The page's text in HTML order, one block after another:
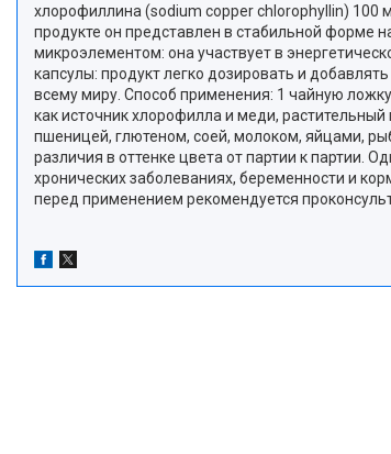
хлорофиллина (sodium copper chlorophyllin) 100
продукте он представлен в стабильной форме
микроэлементом: она участвует в
капсулы: продукт легко дозировать и
всему миру. Способ применения: 1 чайную
как источник хлорофилла и меди,
пшеницей, глютеном, соей, молоком, яйцами,
различия в оттенке цвета от партии к партии.
хронических заболеваниях, беременности и
перед применением рекомендуется